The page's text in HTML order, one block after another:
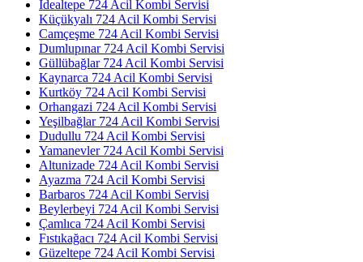
İdealtepe 724 Acil Kombi Servisi
Küçükyalı 724 Acil Kombi Servisi
Camçeşme 724 Acil Kombi Servisi
Dumlupınar 724 Acil Kombi Servisi
Güllübağlar 724 Acil Kombi Servisi
Kaynarca 724 Acil Kombi Servisi
Kurtköy 724 Acil Kombi Servisi
Orhangazi 724 Acil Kombi Servisi
Yeşilbağlar 724 Acil Kombi Servisi
Dudullu 724 Acil Kombi Servisi
Yamanevler 724 Acil Kombi Servisi
Altunizade 724 Acil Kombi Servisi
Ayazma 724 Acil Kombi Servisi
Barbaros 724 Acil Kombi Servisi
Beylerbeyi 724 Acil Kombi Servisi
Çamlıca 724 Acil Kombi Servisi
Fıstıkağacı 724 Acil Kombi Servisi
Güzeltepe 724 Acil Kombi Servisi